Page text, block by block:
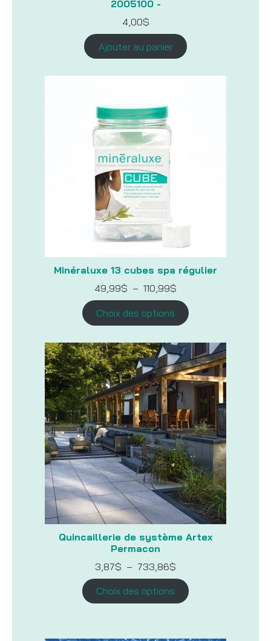
2005100 -
4,00$
Ajouter au panier
Minéraluxe 13 cubes spa régulier
49,99$ – 110,99$
de
prix :
49,99$
à
Choix des options
Quincaillerie de système Artex
Permacon
3,87$ – 733,86$
prix :
3,87$
à
Choix des options